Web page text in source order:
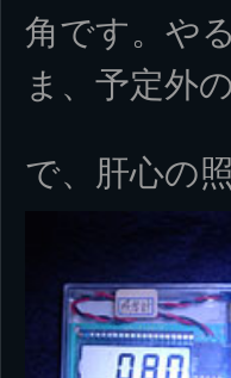
角です。や
ま、予定外
で、肝心の